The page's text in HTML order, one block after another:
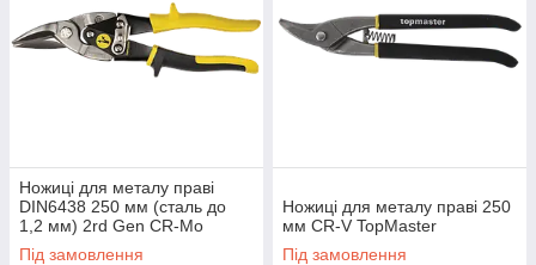
Ножиці для металу праві
DIN6438 250 мм (сталь до
1,2 мм) 2rd Gen CR-Mo
TopMaster
Під замовлення
Ножиці для металу праві 250
мм CR-V TopMaster
Під замовлення